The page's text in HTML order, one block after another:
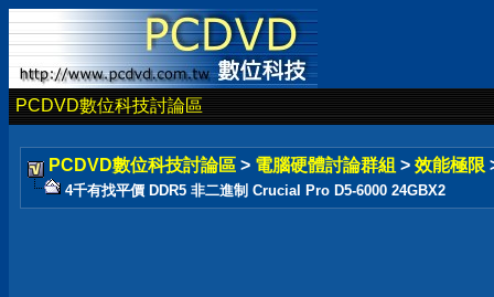
PCDVD數位科技討論區
PCDVD數位科技討論區 > 電腦硬體討論群組 > 效能極限
4千有找平價 DDR5 非二進制 Crucial Pro D5-6000 24GBX2